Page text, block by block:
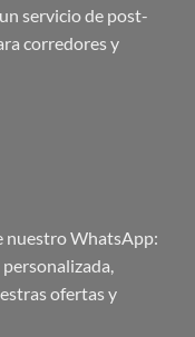
servicio de post-
corredores y
nuestro WhatsApp:
ofertas y